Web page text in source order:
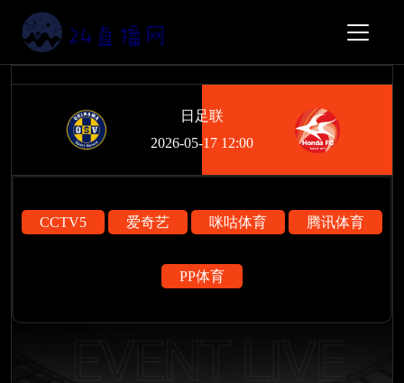
日足联
2026-05-17 12:00
CCTV5 爱奇艺 咪咕体育 腾讯体育
PP体育